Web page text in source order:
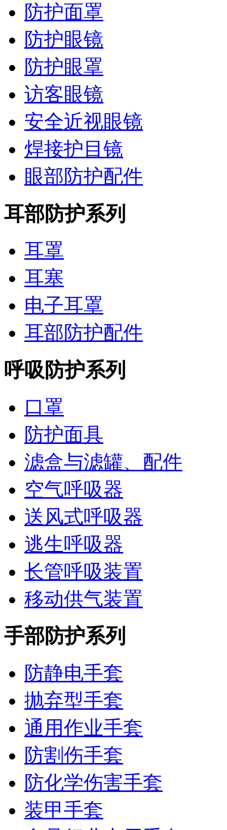
防护面罩
防护眼镜
防护眼罩
访客眼镜
安全近视眼镜
焊接护目镜
眼部防护配件
耳部防护系列
耳罩
耳塞
电子耳罩
耳部防护配件
呼吸防护系列
口罩
防护面具
滤盒与滤罐、配件
空气呼吸器
送风式呼吸器
逃生呼吸器
长管呼吸装置
移动供气装置
手部防护系列
防静电手套
抛弃型手套
通用作业手套
防割伤手套
防化学伤害手套
装甲手套